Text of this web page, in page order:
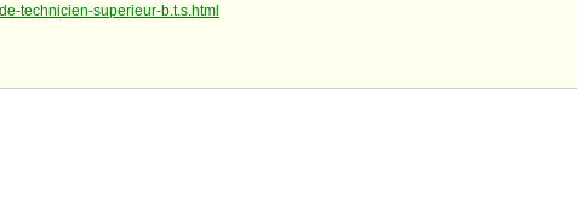
technicien-superieur-b.t.s.html